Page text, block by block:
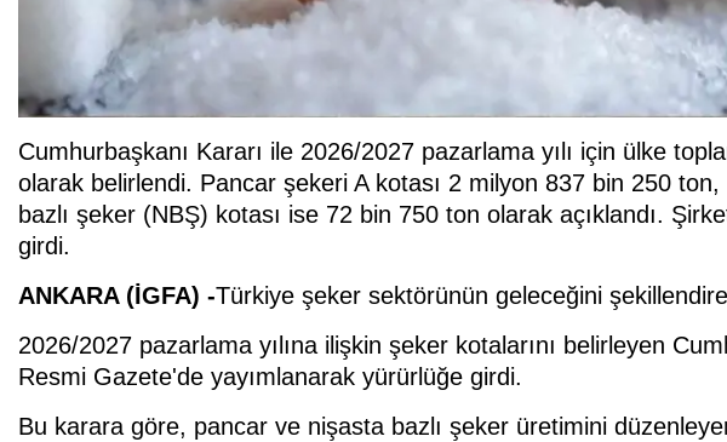
Cumhurbaşkanı Kararı ile 2026/2027 pazarlama yılı için ülke
olarak belirlendi. Pancar şekeri A kotası 2 milyon 837 bin 250
bazlı şeker (NBŞ) kotası ise 72 bin 750 ton olarak açıklandı.
girdi.
ANKARA (İGFA) -Türkiye şeker sektörünün geleceğini
2026/2027 pazarlama yılına ilişkin şeker kotalarını belirleyen
Resmi Gazete'de yayımlanarak yürürlüğe girdi.
Bu karara göre, pancar ve nişasta bazlı şeker üretimini